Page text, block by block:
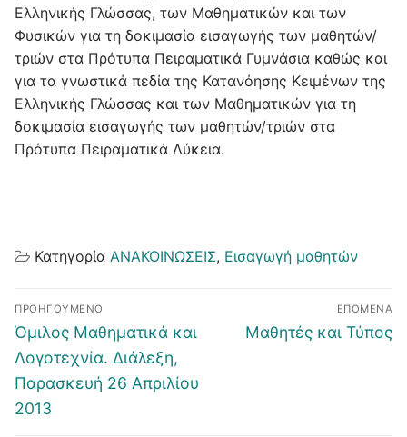
Ελληνικής Γλώσσας, των Μαθηματικών και των
Φυσικών για τη δοκιμασία εισαγωγής των μαθητών/
τριών στα Πρότυπα Πειραματικά Γυμνάσια καθώς και
για τα γνωστικά πεδία της Κατανόησης Κειμένων της
Ελληνικής Γλώσσας και των Μαθηματικών για τη
δοκιμασία εισαγωγής των μαθητών/τριών στα
Πρότυπα Πειραματικά Λύκεια.
Κατηγορία ΑΝΑΚΟΙΝΩΣΕΙΣ, Εισαγωγή μαθητών
Πλοήγηση
άρθρων
ΠΡΟΗΓΟΎΜΕΝΟ
Προηγούμενο
άρθρο:
Όμιλος Μαθηματικά και
Λογοτεχνία. Διάλεξη,
Παρασκευή 26 Απριλίου
2013
ΕΠΌΜΕΝΑ
Επόμενο
Μαθητές και Τύπος